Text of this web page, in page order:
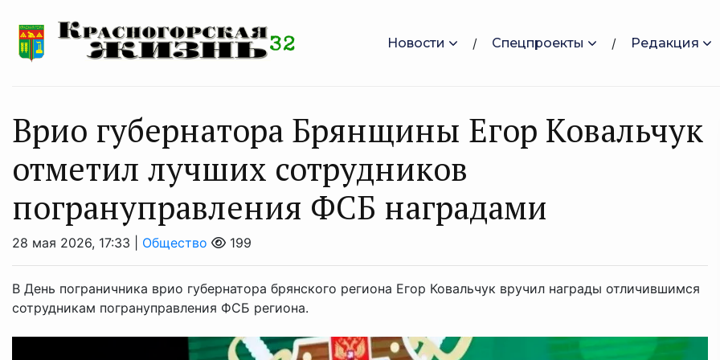
Новости Спецпроекты Редакция
Врио губернатора Брянщины Егор Ковальчук
отметил лучших сотрудников
погрануправления ФСБ наградами
28 мая 2026, 17:33 | Общество 199
В День пограничника врио губернатора брянского региона Егор Ковальчук вручил награды отличившимся
сотрудникам погрануправления ФСБ региона.